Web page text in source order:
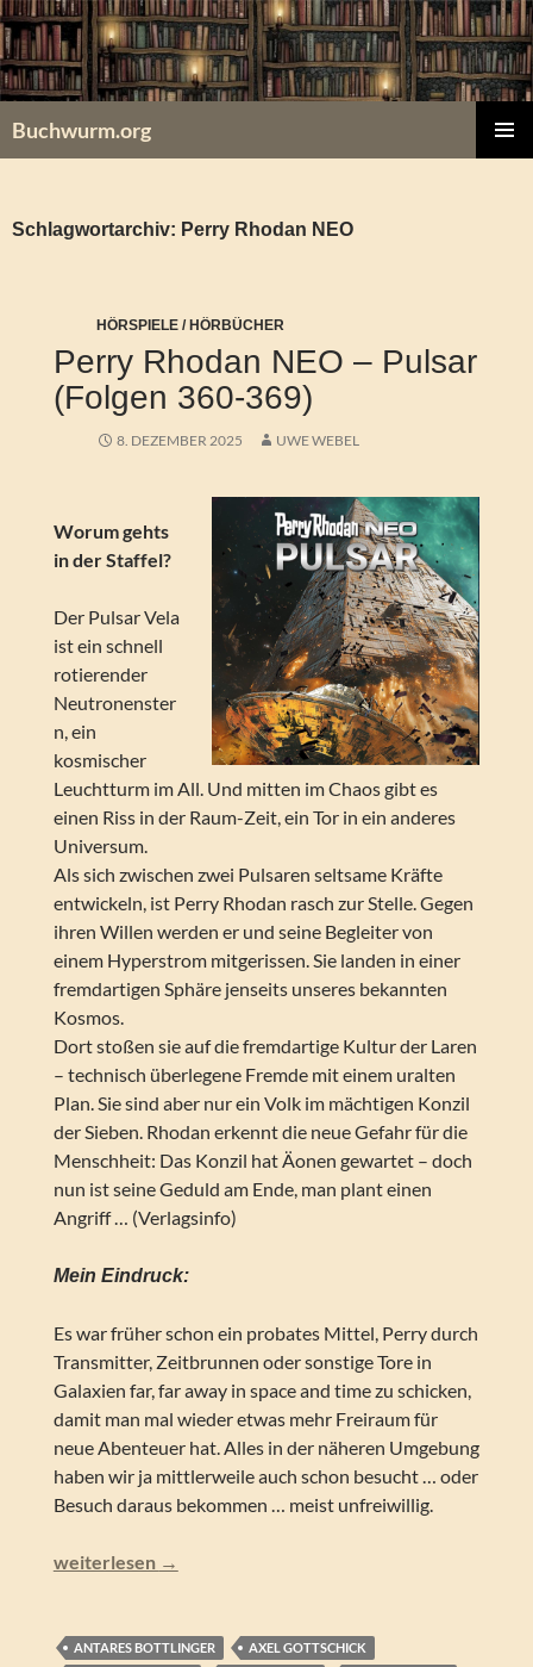
Zum
Inhalt
springen
Buchwurm.org
Schlagwortarchiv: Perry Rhodan NEO
HÖRSPIELE / HÖRBÜCHER
Perry Rhodan NEO – Pulsar
(Folgen 360-369)
8. DEZEMBER 2025 UWE WEBEL
Worum gehts
in der Staffel?
Der Pulsar Vela
ist ein schnell
rotierender
Neutronenster
n, ein
kosmischer
Leuchtturm im All. Und mitten im Chaos gibt es
einen Riss in der Raum-Zeit, ein Tor in ein anderes
Universum.
Als sich zwischen zwei Pulsaren seltsame Kräfte
entwickeln, ist Perry Rhodan rasch zur Stelle. Gegen
ihren Willen werden er und seine Begleiter von
einem Hyperstrom mitgerissen. Sie landen in einer
fremdartigen Sphäre jenseits unseres bekannten
Kosmos.
Dort stoßen sie auf die fremdartige Kultur der Laren
– technisch überlegene Fremde mit einem uralten
Plan. Sie sind aber nur ein Volk im mächtigen Konzil
der Sieben. Rhodan erkennt die neue Gefahr für die
Menschheit: Das Konzil hat Äonen gewartet – doch
nun ist seine Geduld am Ende, man plant einen
Angriff … (Verlagsinfo)
Mein Eindruck:
Es war früher schon ein probates Mittel, Perry durch
Transmitter, Zeitbrunnen oder sonstige Tore in
Galaxien far, far away in space and time zu schicken,
damit man mal wieder etwas mehr Freiraum für
neue Abenteuer hat. Alles in der näheren Umgebung
haben wir ja mittlerweile auch schon besucht … oder
Besuch daraus bekommen … meist unfreiwillig.
Perry Rhodan NEO – Pulsar (Folgen 360-369)
weiterlesen →
ANTARES BOTTLINGER
AXEL GOTTSCHICK